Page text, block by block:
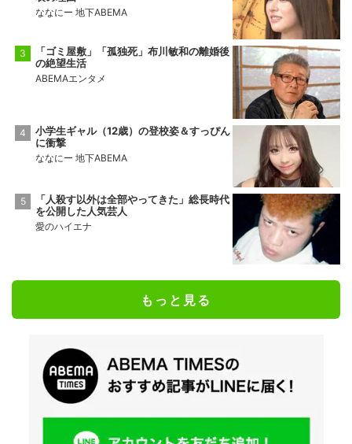
ななにー 地下ABEMA
「ゴミ屋敷」「孤独死」布川敏和の離婚後
の絶望生活
ABEMAエンタメ
小学生ギャル（12歳）の登校姿＆すっぴん
に衝撃
ななにー 地下ABEMA
「人殺す以外は全部やってきた」総長時代
を公開した人気芸人
愛のハイエナ
もっと見る